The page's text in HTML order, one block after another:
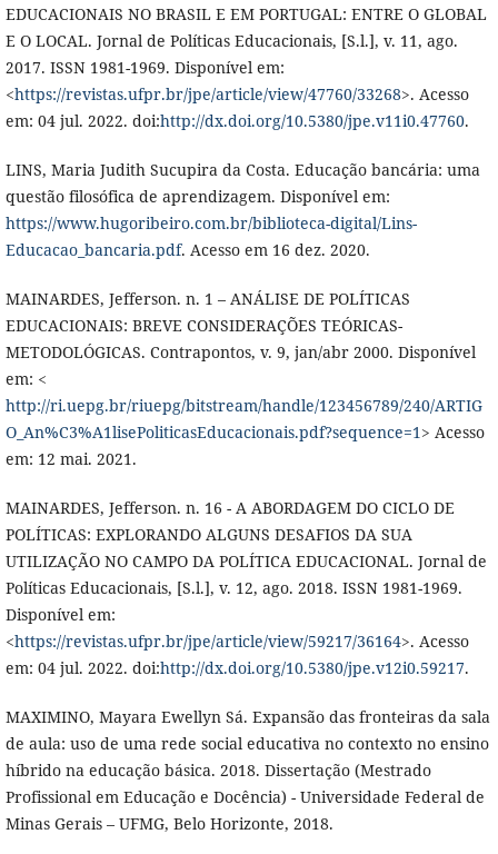
EDUCACIONAIS NO BRASIL E EM PORTUGAL: ENTRE O GLOBAL
E O LOCAL. Jornal de Políticas Educacionais, [S.l.], v. 11, ago.
2017. ISSN 1981-1969. Disponível em:
<https://revistas.ufpr.br/jpe/article/view/47760/33268>. Acesso
em: 04 jul. 2022. doi:http://dx.doi.org/10.5380/jpe.v11i0.47760.
LINS, Maria Judith Sucupira da Costa. Educação bancária: uma
questão filosófica de aprendizagem. Disponível em:
https://www.hugoribeiro.com.br/biblioteca-digital/Lins-
Educacao_bancaria.pdf. Acesso em 16 dez. 2020.
MAINARDES, Jefferson. n. 1 – ANÁLISE DE POLÍTICAS
EDUCACIONAIS: BREVE CONSIDERAÇÕES TEÓRICAS-
METODOLÓGICAS. Contrapontos, v. 9, jan/abr 2000. Disponível
em: <
http://ri.uepg.br/riuepg/bitstream/handle/123456789/240/ARTIG
O_An%C3%A1lisePoliticasEducacionais.pdf?sequence=1> Acesso
em: 12 mai. 2021.
MAINARDES, Jefferson. n. 16 - A ABORDAGEM DO CICLO DE
POLÍTICAS: EXPLORANDO ALGUNS DESAFIOS DA SUA
UTILIZAÇÃO NO CAMPO DA POLÍTICA EDUCACIONAL. Jornal de
Políticas Educacionais, [S.l.], v. 12, ago. 2018. ISSN 1981-1969.
Disponível em:
<https://revistas.ufpr.br/jpe/article/view/59217/36164>. Acesso
em: 04 jul. 2022. doi:http://dx.doi.org/10.5380/jpe.v12i0.59217.
MAXIMINO, Mayara Ewellyn Sá. Expansão das fronteiras da sala
de aula: uso de uma rede social educativa no contexto no ensino
híbrido na educação básica. 2018. Dissertação (Mestrado
Profissional em Educação e Docência) - Universidade Federal de
Minas Gerais – UFMG, Belo Horizonte, 2018.